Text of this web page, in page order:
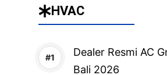
HVAC
Dealer Resmi AC
Bali 2026